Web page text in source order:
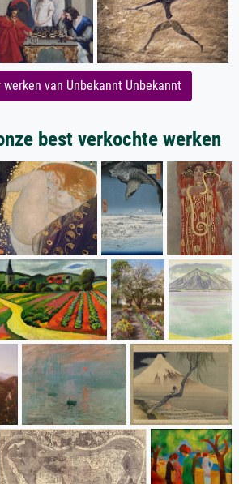
werken van Unbekannt Unbekannt
best verkochte werken